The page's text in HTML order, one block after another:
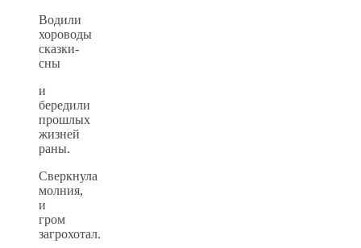
Водили
хороводы
сказки-
сны
и
бередили
прошлых
жизней
раны.
Сверкнула
молния,
и
гром
загрохотал.